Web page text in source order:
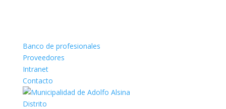
Banco de profesionales
Proveedores
Intranet
Contacto
Distrito